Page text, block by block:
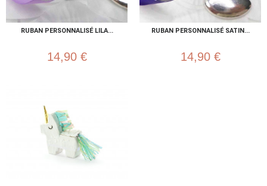
RUBAN PERSONNALISÉ LILA...
14,90 €
RUBAN PERSONNALISÉ SATIN...
14,90 €